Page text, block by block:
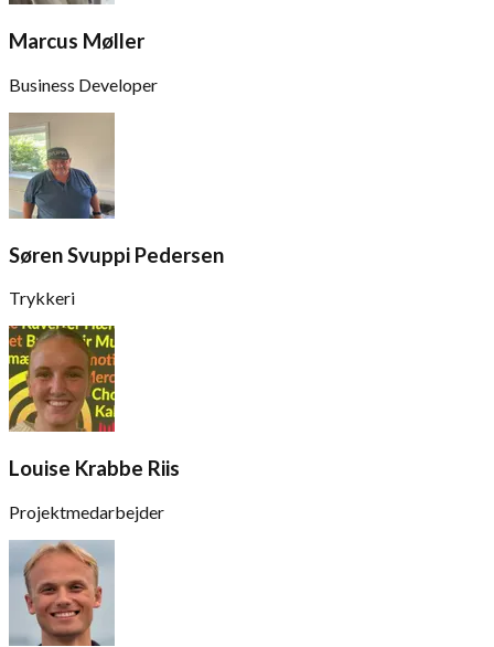
Marcus Møller
Business Developer
Søren Svuppi Pedersen
Trykkeri
Louise Krabbe Riis
Projektmedarbejder